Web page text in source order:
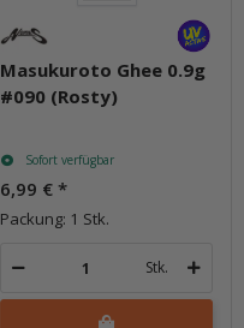
Masukuroto Ghee 0.9g
#090 (Rosty)
Sofort verfügbar
6,99 € *
Packung: 1 Stk.
Stk.